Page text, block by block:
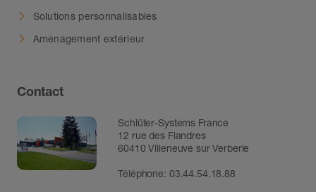
Solutions personnalisables
Aménagement extérieur
Contact
Schlüter-Systems France
12 rue des Flandres
60410 Villeneuve sur Verberie
Téléphone: 03.44.54.18.88